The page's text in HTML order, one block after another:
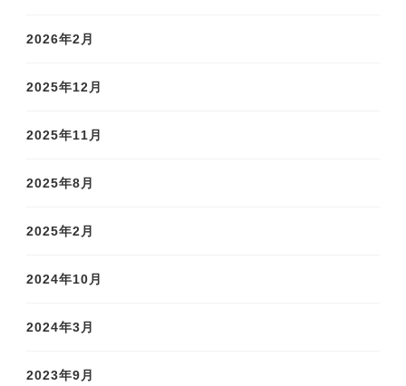
2026年2月
2025年12月
2025年11月
2025年8月
2025年2月
2024年10月
2024年3月
2023年9月